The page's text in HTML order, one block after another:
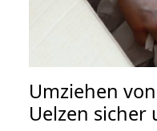
Umziehen von
Uelzen sicher